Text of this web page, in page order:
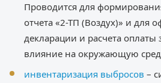
Проводится для
отчета «2-ТП (Воздух)» и для
декларации и расчета оплаты
влияние на окружающую
инвентаризация выбросов –